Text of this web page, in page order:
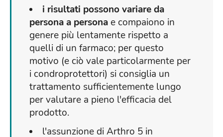
i risultati possono variare da
persona a persona e compaiono in
genere più lentamente rispetto a
quelli di un farmaco; per questo
motivo (e ciò vale particolarmente per
i condroprotettori) si consiglia un
trattamento sufficientemente lungo
per valutare a pieno l'efficacia del
prodotto.
l'assunzione di Arthro 5 in